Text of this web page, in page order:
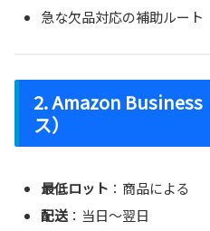
急な欠品対応の補助ルート
2. Amazon Business
ス）
最低ロット ：商品による
配送：当日〜翌日